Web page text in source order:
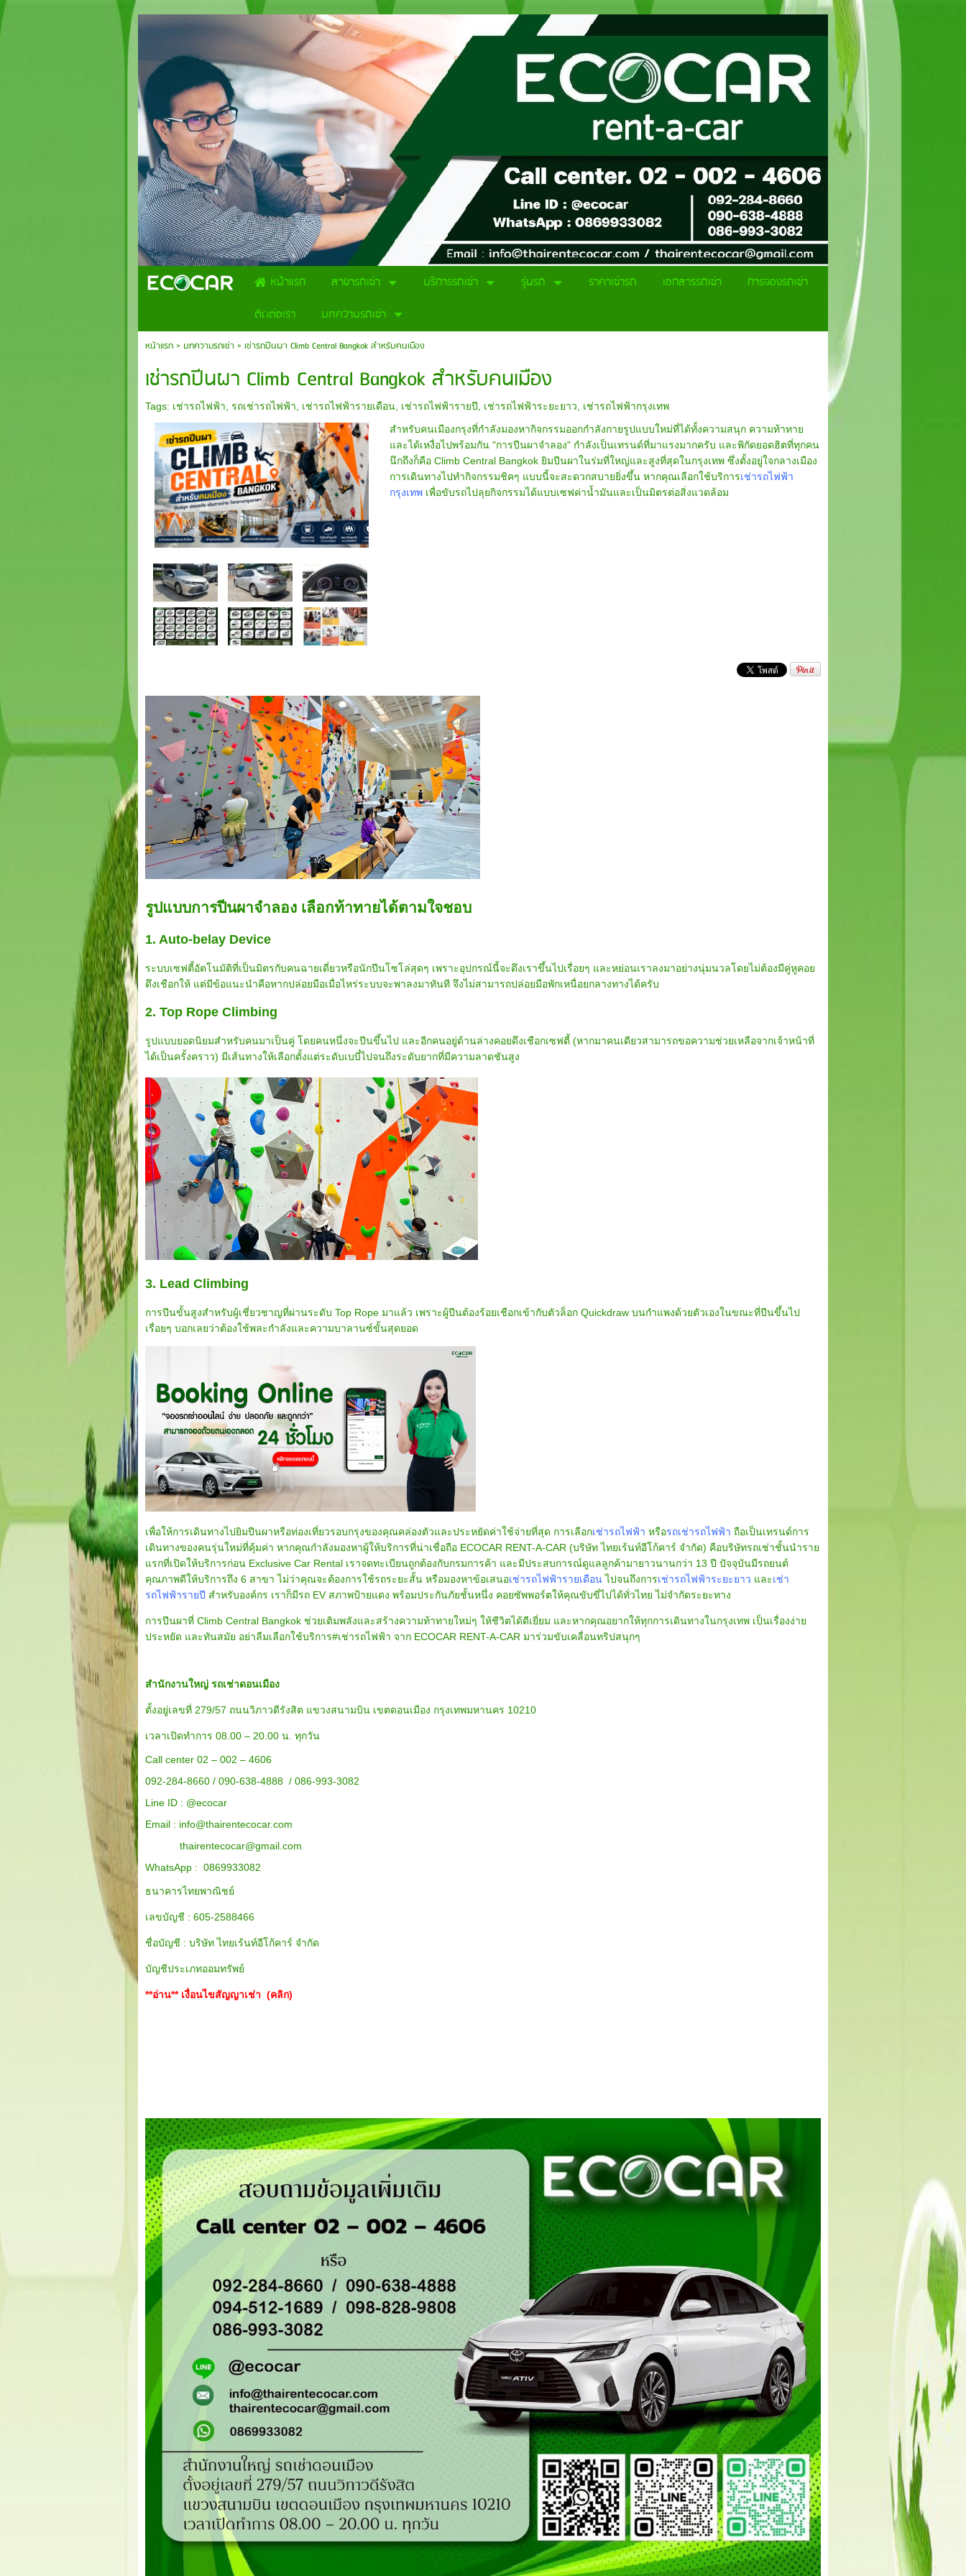
.
หน้าแรก สาขารถเช่า บริการรถเช่า รุ่นรถ ราคาเช่ารถ เอกสารรถเช่า
การจองรถเช่า
ติดต่อเรา
บทความรถเช่า
หน้าแรก> บทความรถเช่า > เช่ารถปีนผา Climb Central Bangkok สำหรับคนเมือง
เช่ารถปีนผา Climb Central Bangkok สำหรับคนเมือง
Tags: เช่ารถไฟฟ้า รถเช่ารถไฟฟ้า เช่ารถไฟฟ้ารายเดือน เช่ารถไฟฟ้ารายปี เช่ารถไฟฟ้าระยะยาว
เช่ารถไฟฟ้ากรุงเทพ
สำหรับคนเมืองกรุงที่กำลังมองหากิจกรรมออกกำลังกายรูปแบบใหม่ที่ได้ทั้งความสนุก ความท้าทาย
และได้เหงื่อไปพร้อมกัน "การปีนผาจำลอง" กำลังเป็นเทรนด์ที่มาแรงมากครับ และพิกัดยอดฮิตที่ทุกคน
นึกถึงก็คือ Climb Central Bangkok ยิมปีนผาในร่มที่ใหญ่และสูงที่สุดในกรุงเทพ ซึ่งตั้งอยู่ใจกลางเมือง
การเดินทางไปทำกิจกรรมชิคๆ แบบนี้จะสะดวกสบายยิ่งขึ้น หากคุณเลือกใช้บริการเช่ารถไฟฟ้า
กรุงเทพ เพื่อขับรถไปลุยกิจกรรมได้แบบเซฟค่าน้ำมันและเป็นมิตรต่อสิ่งแวดล้อม
รูปแบบการปีนผาจำลอง เลือกท้าทายได้ตามใจชอบ
1. Auto-belay Device
ระบบเซฟตี้อัตโนมัติที่เป็นมิตรกับคนฉายเดี่ยวหรือนักปีนโซโล่สุดๆ เพราะอุปกรณ์นี้จะดึงเราขึ้นไปเรื่อยๆ และหย่อนเราลงมาอย่างนุ่มนวลโดยไม่ต้องมีคู่หูคอย
ดึงเชือกให้ แต่มีข้อแนะนำคือหากปล่อยมือเมื่อไหร่ระบบจะพาลงมาทันที จึงไม่สามารถปล่อยมือพักเหนื่อยกลางทางได้ครับ
2. Top Rope Climbing
รูปแบบยอดนิยมสำหรับคนมาเป็นคู่ โดยคนหนึ่งจะปีนขึ้นไป และอีกคนอยู่ด้านล่างคอยดึงเชือกเซฟตี้ (หากมาคนเดียวสามารถขอความช่วยเหลือจากเจ้าหน้าที่
ได้เป็นครั้งคราว) มีเส้นทางให้เลือกตั้งแต่ระดับเบบี๋ไปจนถึงระดับยากที่มีความลาดชันสูง
3. Lead Climbing
การปีนขั้นสูงสำหรับผู้เชี่ยวชาญที่ผ่านระดับ Top Rope มาแล้ว เพราะผู้ปีนต้องร้อยเชือกเข้ากับตัวล็อก Quickdraw บนกำแพงด้วยตัวเองในขณะที่ปีนขึ้นไป
เรื่อยๆ บอกเลยว่าต้องใช้พละกำลังและความบาลานซ์ขั้นสุดยอด
เพื่อให้การเดินทางไปยิมปีนผาหรือท่องเที่ยวรอบกรุงของคุณคล่องตัวและประหยัดค่าใช้จ่ายที่สุด การเลือกเช่ารถไฟฟ้า หรือรถเช่ารถไฟฟ้า ถือเป็นเทรนด์การ
เดินทางของคนรุ่นใหม่ที่คุ้มค่า หากคุณกำลังมองหาผู้ให้บริการที่น่าเชื่อถือ ECOCAR RENT-A-CAR (บริษัท ไทยเร้นท์อีโก้คาร์ จำกัด) คือบริษัทรถเช่าชั้นนำราย
แรกที่เปิดให้บริการก่อน Exclusive Car Rental เราจดทะเบียนถูกต้องกับกรมการค้า และมีประสบการณ์ดูแลลูกค้ามายาวนานกว่า 13 ปี ปัจจุบันมีรถยนต์
คุณภาพดีให้บริการถึง 6 สาขา ไม่ว่าคุณจะต้องการใช้รถระยะสั้น หรือมองหาข้อเสนอเช่ารถไฟฟ้ารายเดือนไปจนถึงการเช่ารถไฟฟ้าระยะยาว และเช่า
รถไฟฟ้ารายปี สำหรับองค์กร เราก็มีรถ EV สภาพป้ายแดง พร้อมประกันภัยชั้นหนึ่ง คอยซัพพอร์ตให้คุณขับขี่ไปได้ทั่วไทย ไม่จำกัดระยะทาง
การปีนผาที่ Climb Central Bangkok ช่วยเติมพลังและสร้างความท้าทายใหม่ๆ ให้ชีวิตได้ดีเยี่ยม และหากคุณอยากให้ทุกการเดินทางในกรุงเทพ เป็นเรื่องง่าย
ประหยัด และทันสมัย อย่าลืมเลือกใช้บริการ#เช่ารถไฟฟ้า จาก ECOCAR RENT-A-CAR มาร่วมขับเคลื่อนทริปสนุกๆ
สำนักงานใหญ่ รถเช่าดอนเมือง
ตั้งอยู่เลขที่ 279/57 ถนนวิภาวดีรังสิต แขวงสนามบิน เขตดอนเมือง กรุงเทพมหานคร 10210
เวลาเปิดทำการ 08.00 – 20.00 น. ทุกวัน
Call center 02 – 002 – 4606
092-284-8660 / 090-638-4888 / 086-993-3082
Line ID : @ecocar
Email : info@thairentecocar.com
thairentecocar@gmail.com
WhatsApp : 0869933082
ธนาคารไทยพาณิชย์
เลขบัญชี : 605-2588466
ชื่อบัญชี : บริษัท ไทยเร้นท์อีโก้คาร์ จำกัด
บัญชีประเภทออมทรัพย์
**อ่าน** เงื่อนไขสัญญาเช่า (คลิก)